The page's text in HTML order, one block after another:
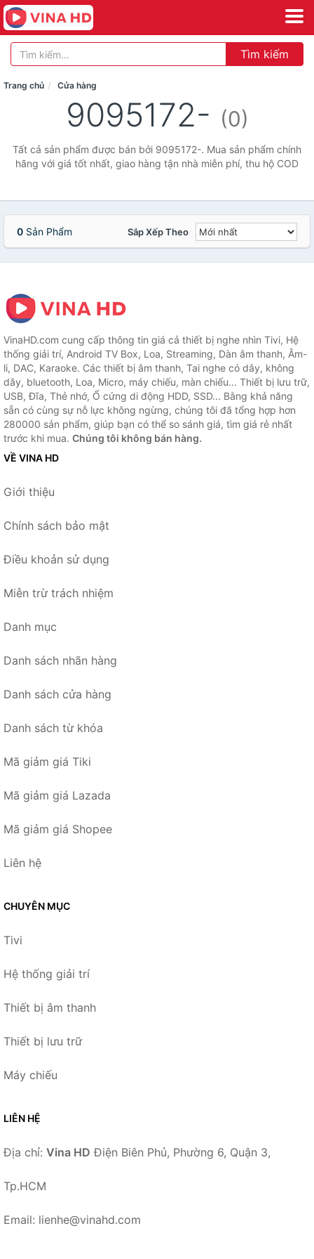
Tìm kiếm
Trang chủ Cửa hàng
9095172- (0)
Tất cả sản phẩm được bán bởi 9095172-. Mua sản phẩm chính
hãng với giá tốt nhất, giao hàng tận nhà miễn phí, thu hộ COD
0 Sản Phẩm Sắp Xếp Theo
VinaHD.com cung cấp thông tin giá cả thiết bị nghe nhìn Tivi, Hệ
thống giải trí, Android TV Box, Loa, Streaming, Dàn âm thanh, Âm-
li, DAC, Karaoke. Các thiết bị âm thanh, Tai nghe có dây, không
dây, bluetooth, Loa, Micro, máy chiếu, màn chiếu... Thiết bị lưu trữ,
USB, Đĩa, Thẻ nhớ, Ổ cứng di động HDD, SSD... Bằng khả năng
sẵn có cùng sự nỗ lực không ngừng, chúng tôi đã tổng hợp hơn
280000 sản phẩm, giúp bạn có thể so sánh giá, tìm giá rẻ nhất
trước khi mua. Chúng tôi không bán hàng.
VỀ VINA HD
Giới thiệu
Chính sách bảo mật
Điều khoản sử dụng
Miễn trừ trách nhiệm
Danh mục
Danh sách nhãn hàng
Danh sách cửa hàng
Danh sách từ khóa
Mã giảm giá Tiki
Mã giảm giá Lazada
Mã giảm giá Shopee
Liên hệ
CHUYÊN MỤC
Tivi
Hệ thống giải trí
Thiết bị âm thanh
Thiết bị lưu trữ
Máy chiếu
LIÊN HỆ
Địa chỉ: Vina HD Điện Biên Phủ, Phường 6, Quận 3,
Tp.HCM
Email: lienhe@vinahd.com